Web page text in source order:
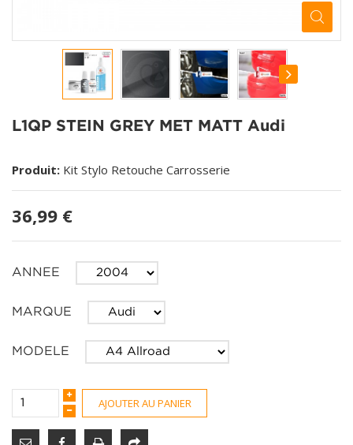
L1QP STEIN GREY MET MATT Audi
Produit: Kit Stylo Retouche Carrosserie
36,99 €
ANNEE
MARQUE
MODELE
AJOUTER AU PANIER